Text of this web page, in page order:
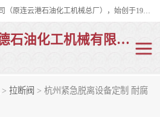
连云港华德石油化工机械有限公司（原连云港石油化工机械总厂），始创于1982年，是从事码头船用流体装卸臂、陆用流体装卸臂（鹤管）、活动梯、钢构平台、定量装车系统等全系列流体装卸设备的设计、制造、销售以及服务的专业供应商。
连云港华德石油化工机械有限公司
> 拉断阀 > 杭州紧急脱离设备定制 耐腐